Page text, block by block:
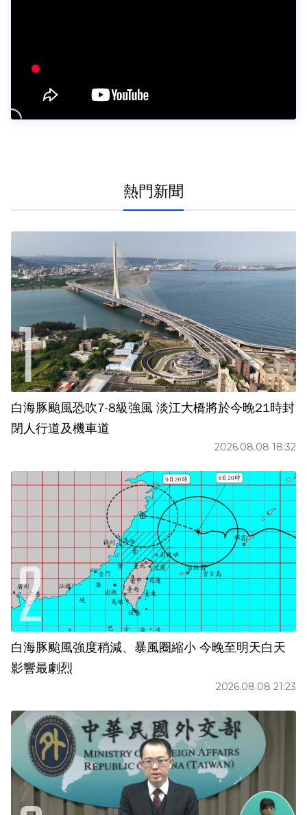
熱門新聞
白海豚颱風恐吹7-8級強風 淡江大橋將於今晚21時封
閉人行道及機車道
2026.08.08 18:32
白海豚颱風強度稍減、暴風圈縮小 今晚至明天白天
影響最劇烈
2026.08.08 21:23